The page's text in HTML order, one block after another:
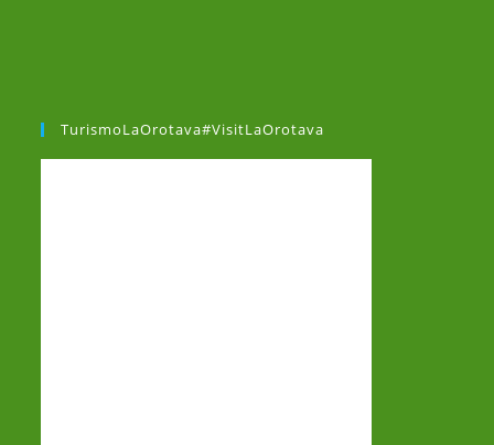
TurismoLaOrotava#VisitLaOrotava